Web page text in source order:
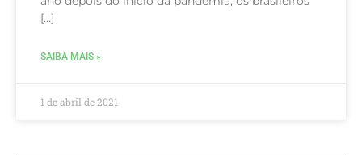
[…]
SAIBA MAIS »
1 de abril de 2021